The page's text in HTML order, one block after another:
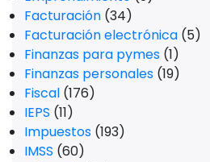
Facturación (34)
Facturación electrónica (5)
Finanzas para pymes (1)
Finanzas personales (19)
Fiscal (176)
IEPS (11)
Impuestos (193)
IMSS (60)